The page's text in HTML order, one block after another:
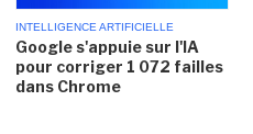
INTELLIGENCE ARTIFICIELLE
Google s'appuie sur l'IA
pour corriger 1 072 failles
dans Chrome